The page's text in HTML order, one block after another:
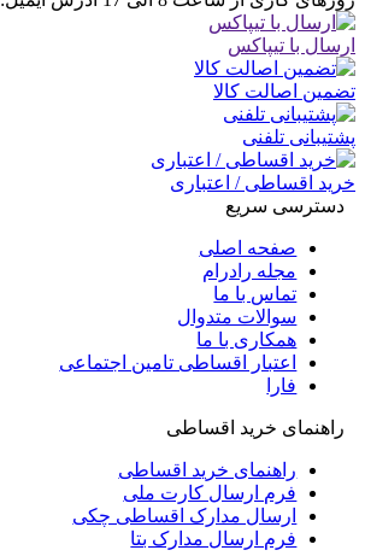
ارسال با تیپاکس
تضمین اصالت کالا
پشتیبانی تلفنی
خرید اقساطی / اعتباری
دسترسی سریع
صفحه اصلی
مجله رادرام
تماس با ما
سوالات متدوال
همکاری با ما
اعتبار اقساطی تامین اجتماعی
فارا
راهنمای خرید اقساطی
راهنمای خرید اقساطی
فرم ارسال کارت ملی
ارسال مدارک اقساطی چکی
فرم ارسال مدارک بتا